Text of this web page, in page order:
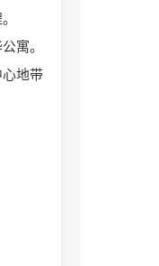
寓。
地带